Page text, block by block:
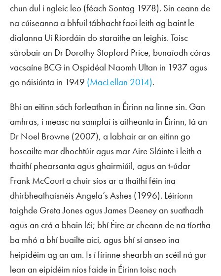
chun dul i ngleic leo (féach Sontag 1978). Sin ceann de
na cúiseanna a bhfuil tábhacht faoi leith ag baint le
dialanna Uí Ríordáin do staraithe an leighis. Toisc
sárobair an Dr Dorothy Stopford Price, bunaíodh córas
vacsaíne BCG in Ospidéal Naomh Ultan in 1937 agus
go náisiúnta in 1949 (MacLellan 2014).
Bhí an eitinn sách forleathan in Éirinn na linne sin. Gan
amhras, i measc na samplaí is aitheanta in Éirinn, tá an
Dr Noel Browne (2007), a labhair ar an eitinn go
hoscailte mar dhochtúir agus mar Aire Sláinte i leith a
thaithí phearsanta agus ghairmiúil, agus an t‑údar
Frank McCourt a chuir síos ar a thaithí féin ina
dhírbheathaisnéisAngela’s Ashes (1996). Léiríonn
taighde Greta Jones agus James Deeney an suathadh
agus an crá a bhain léi; bhí Éire ar cheann de na tíortha
ba mhó a bhí buailte aici, agus bhí sí anseo ina
heipidéim ag an am. Is í fírinne shearbh an scéil ná gur
lean an eipidéim níos faide in Éirinn toisc nach